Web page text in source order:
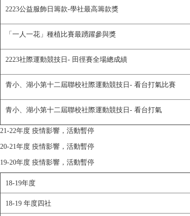
2223公益服飾日籌款-學社最高籌款獎
「一人一花」種植比賽最踴躍參與獎
2223社際運動競技日- 田徑賽全場總成績
青小、湖小第十二屆聯校社際運動競技日- 看台打氣比賽
青小、湖小第十二屆聯校社際運動競技日- 看台打氣
21-22年度 疫情影響，活動暫停
20-21年度 疫情影響，活動暫停
19-20年度 疫情影響，活動暫停
18-19年度
18-19 年度四社